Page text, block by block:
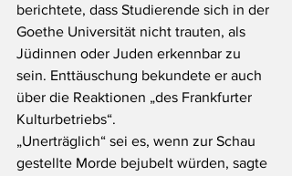
berichtete, dass Studierende sich in der
Goethe Universität nicht trauten, als
Jüdinnen oder Juden erkennbar zu
sein. Enttäuschung bekundete er auch
über die Reaktionen „des Frankfurter
Kulturbetriebs“.
„Unerträglich“ sei es, wenn zur Schau
gestellte Morde bejubelt würden, sagte